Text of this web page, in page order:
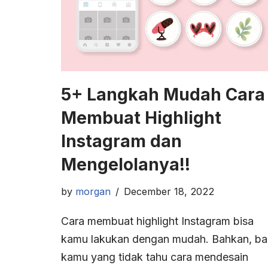
5+ Langkah Mudah Cara
Membuat Highlight
Instagram dan
Mengelolanya!!
by morgan December 18, 2022
Cara membuat highlight Instagram bisa
kamu lakukan dengan mudah. Bahkan,
kamu yang tidak tahu cara mendesain